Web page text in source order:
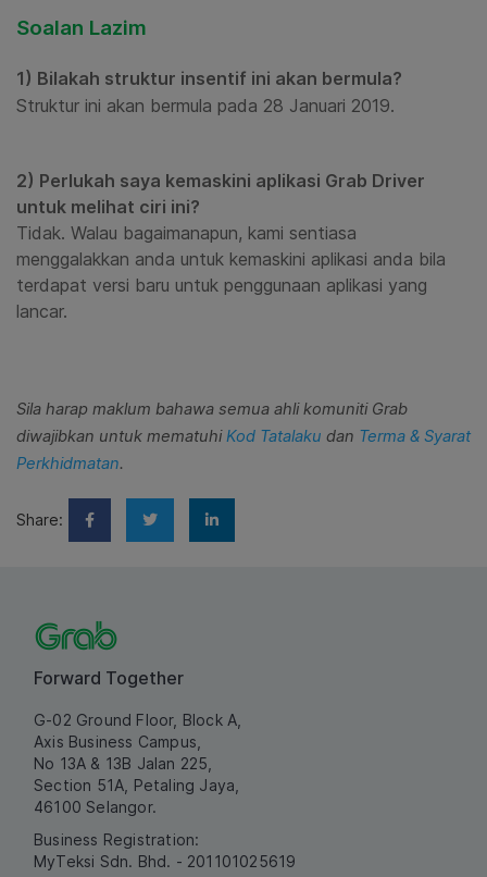
Soalan Lazim
1) Bilakah struktur insentif ini akan bermula?
Struktur ini akan bermula pada 28 Januari 2019.
2) Perlukah saya kemaskini aplikasi Grab Driver
untuk melihat ciri ini?
Tidak. Walau bagaimanapun, kami sentiasa
menggalakkan anda untuk kemaskini aplikasi anda bila
terdapat versi baru untuk penggunaan aplikasi yang
lancar.
Sila harap maklum bahawa semua ahli komuniti Grab
diwajibkan untuk mematuhiKod Tatalaku dan Terma & Syarat
Perkhidmatan.
Share:
Forward Together
G-02 Ground Floor, Block A,
Axis Business Campus,
No 13A & 13B Jalan 225,
Section 51A, Petaling Jaya,
46100 Selangor.
Business Registration:
MyTeksi Sdn. Bhd. - 201101025619